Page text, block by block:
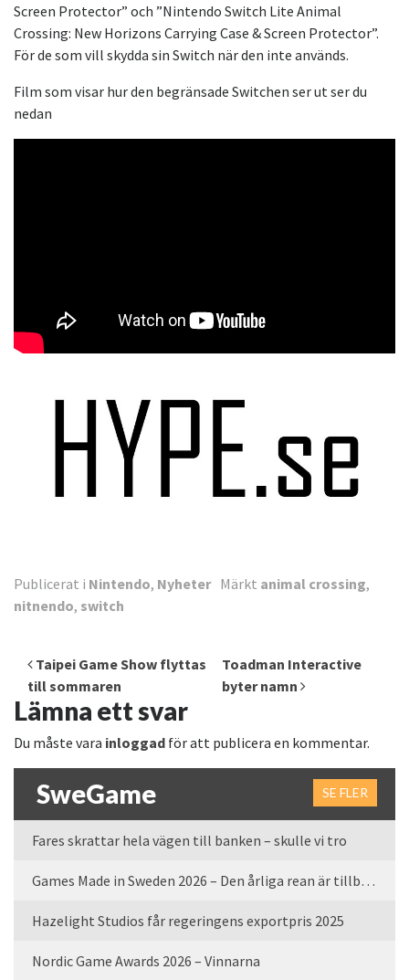
Screen Protector” och ”Nintendo Switch Lite Animal
Crossing: New Horizons Carrying Case & Screen Protector”.
För de som vill skydda sin Switch när den inte används.
Film som visar hur den begränsade Switchen ser ut ser du
nedan
Publicerat i Nintendo, Nyheter Märkt animal crossing,
nitnendo, switch
Inläggsnavigering
Taipei Game Show flyttas
till sommaren
Toadman Interactive
byter namn
Lämna ett svar
Du måste vara inloggad för att publicera en kommentar.
SweGame SE FLER
Fares skrattar hela vägen till banken – skulle vi tro
Games Made in Sweden 2026 – Den årliga rean är tillbaka
Hazelight Studios får regeringens exportpris 2025
Nordic Game Awards 2026 – Vinnarna